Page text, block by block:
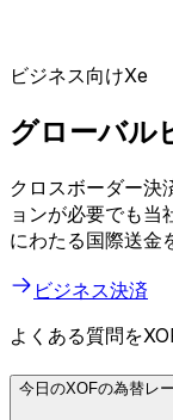
ビジネス向けXe
グローバル
クロスボーダー決
ョンが必要でも当
にわたる国際送金
ビジネス決済
よくある質問を
今日のXOFの為替レ